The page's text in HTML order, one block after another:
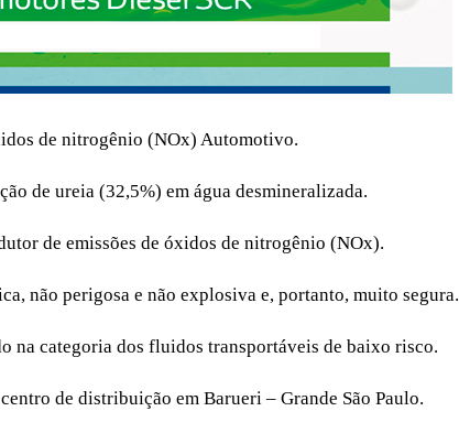
de nitrogênio (NOx) Automotivo.
de ureia (32,5%) em água desmineralizada.
de emissões de óxidos de nitrogênio (NOx).
não perigosa e não explosiva e, portanto, muito segura.
na categoria dos fluidos transportáveis de baixo risco.
de distribuição em Barueri – Grande São Paulo.